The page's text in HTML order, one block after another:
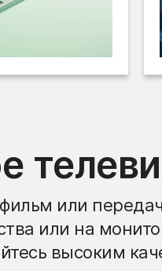
или
или на
высоким